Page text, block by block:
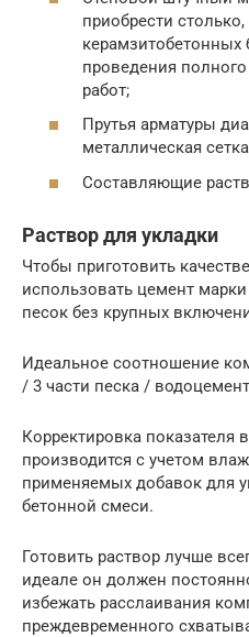
приобрести
керамзитобетонных
проведения
работ;
Прутья арматуры
металлическая
Составляющие
Раствор для укладки
Чтобы приготовить
использовать цемент
песок без крупных
Идеальное соотношение
/ 3 части песка /
Корректировка показателя
производится с учетом
применяемых добавок для
бетонной смеси.
Готовить раствор лучше
идеале он должен
избежать расслаивания
преждевременного